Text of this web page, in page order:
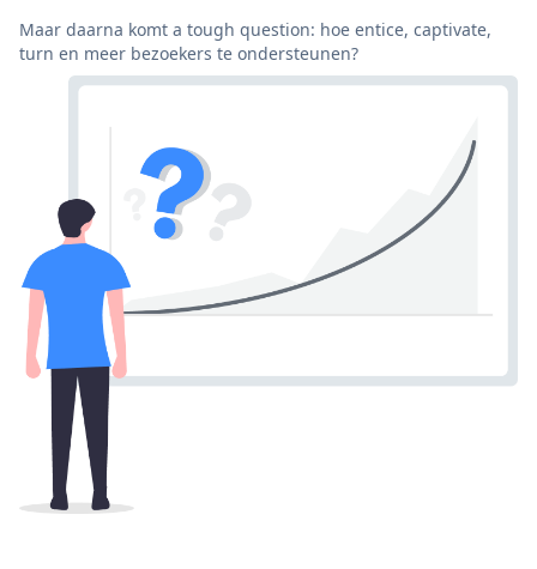
Maar daarna komt a tough question: hoe entice, captivate,
turn en meer bezoekers te ondersteunen?